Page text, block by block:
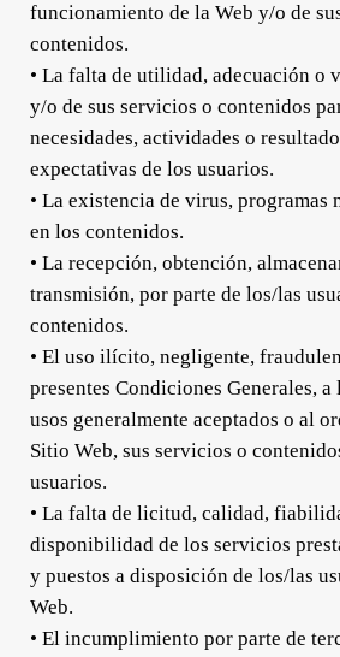
funcionamiento de la Web y/o de
contenidos.
• La falta de utilidad, adecuación o
y/o de sus servicios o contenidos
necesidades, actividades o
expectativas de los usuarios.
• La existencia de virus, programas
en los contenidos.
• La recepción, obtención,
transmisión, por parte de los/las
contenidos.
• El uso ilícito, negligente,
presentes Condiciones Generales, a
usos generalmente aceptados o al
Sitio Web, sus servicios o
usuarios.
• La falta de licitud, calidad,
disponibilidad de los servicios
y puestos a disposición de los/las
Web.
• El incumplimiento por parte de